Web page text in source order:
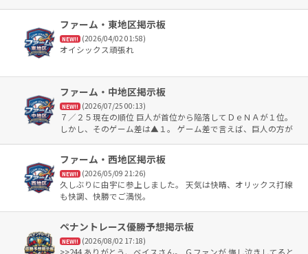
＞
ファーム・東地区掲示板
NEW!! (2026/04/02 01:58)
オイシックス頑張れ
ファーム・中地区掲示板
NEW!! (2026/07/25 00:13)
７／２５現在の順位 巨人が首位から陥落してＤｅＮＡが１位。
しかし、そのゲーム差は▲１。 ゲーム差で言えば、巨人の方が
ファーム・西地区掲示板
NEW!! (2026/05/09 21:26)
久しぶりに由宇に参上しました。 天気は快晴、オリックス打線
も快調、快勝でご満悦。
ペナントレース優勝予想掲示板
NEW!! (2026/08/02 17:18)